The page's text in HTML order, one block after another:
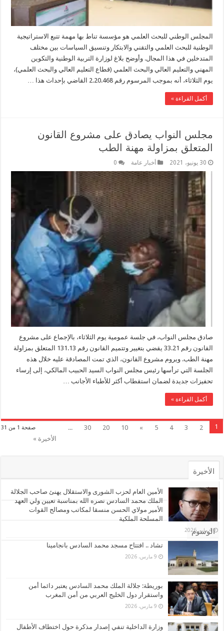
المجلس الوطني للبحث العلمي هو مؤسسة تناط بها مهمة تتبع الاستراتيجية
الوطنية للبحث العلمي والتقني والابتكار وتنسيق السياسات بين مختلف
المتدخلين في هذا المجال. وأوضح بلاغ لوزارة التربية الوطنية والتكوين
المهني والتعليم العالي والبحث العلمي (قطاع التعليم العالي والبحث العلمي)،
يوم الثلاثاء، أنه بموجب المرسوم رقم 2.20.468 القاضي بإحداث هذا …
أكمل القراءة »
مجلس النواب يصادق على مشروع القانون
المتعلق بمزاولة مهنة الطب
30 يونيو، 2021 أخبار عامة 0
صادق مجلس النواب، في جلسة عمومية يوم الثلاثاء، بالإجماع على مشروع
القانون رقم 33.21 يقضي بتغيير وتتميم القانون رقم 131.13 المتعلق بمزاولة
مهنة الطب. ويروم مشروع القانون، الذي تمت المصادقة عليه خلال هذه
الجلسة التي ترأسها رئيس مجلس النواب السيد الحبيب المالكي، إلى إرساء
تحفيزات جديدة لضمان استقطاب أكثر للأطباء الأجانب …
أكمل القراءة »
صفحة 1 من 31 1
2
3
4
5
»
10
20
30
...
الأخيرة »
الأخيرة
الأشهر
تعليقات
الوسوم
الأمين العام لحزب الشورى والاستقلال يهنئ صاحب الجلالة
الملك محمد السادس نصره الله بمناسبة تعيين ولي العهد
الأمير مولاي الحسن منسقا لمكاتب ومصالح القوات
المسلحة الملكية
4 مايو، 2026
تشاد .. افتتاح مسجد محمد السادس بانجامينا
9 مارس، 2026
بوريطة: جلالة الملك محمد السادس يعتبر دائما أمن
واستقرار دول الخليج العربي من أمن المغرب
9 مارس، 2026
وزارة الداخلية تنفي إصدار مذكرة حول اختطاف الأطفال